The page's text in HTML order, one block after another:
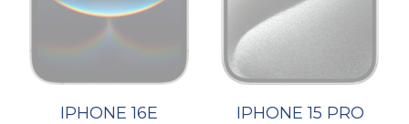
IPHONE 16E IPHONE 15 PRO